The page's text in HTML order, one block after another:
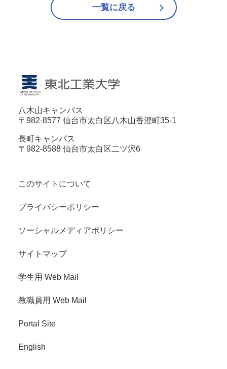
一覧に戻る
八木山キャンパス
〒982-8577 仙台市太白区八木山香澄町35-1
長町キャンパス
〒982-8588 仙台市太白区二ツ沢6
このサイトについて
プライバシーポリシー
ソーシャルメディアポリシー
サイトマップ
学生用 Web Mail
教職員用 Web Mail
Portal Site
English